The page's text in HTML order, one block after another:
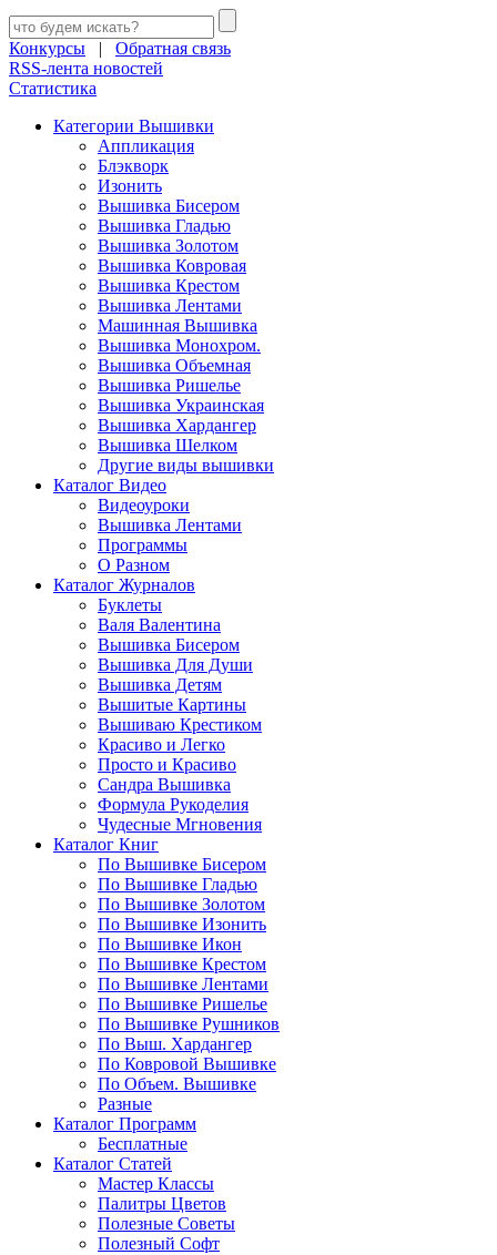
Конкурсы | Обратная связь
RSS-лента новостей
Статистика
Категории Вышивки
Аппликация
Блэкворк
Изонить
Вышивка Бисером
Вышивка Гладью
Вышивка Золотом
Вышивка Ковровая
Вышивка Крестом
Вышивка Лентами
Машинная Вышивка
Вышивка Монохром.
Вышивка Объемная
Вышивка Ришелье
Вышивка Украинская
Вышивка Хардангер
Вышивка Шелком
Другие виды вышивки
Каталог Видео
Видеоуроки
Вышивка Лентами
Программы
О Разном
Каталог Журналов
Буклеты
Валя Валентина
Вышивка Бисером
Вышивка Для Души
Вышивка Детям
Вышитые Картины
Вышиваю Крестиком
Красиво и Легко
Просто и Красиво
Сандра Вышивка
Формула Рукоделия
Чудесные Мгновения
Каталог Книг
По Вышивке Бисером
По Вышивке Гладью
По Вышивке Золотом
По Вышивке Изонить
По Вышивке Икон
По Вышивке Крестом
По Вышивке Лентами
По Вышивке Ришелье
По Вышивке Рушников
По Выш. Хардангер
По Ковровой Вышивке
По Объем. Вышивке
Разные
Каталог Программ
Бесплатные
Каталог Статей
Мастер Классы
Палитры Цветов
Полезные Советы
Полезный Софт